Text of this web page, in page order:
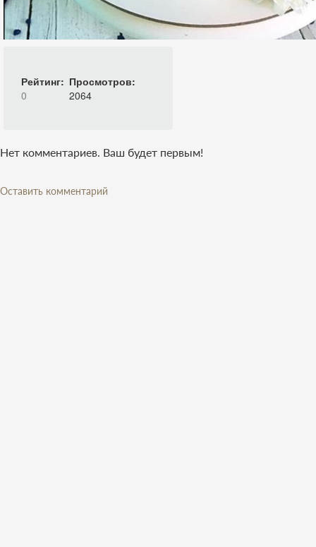
Рейтинг:
0
Просмотров:
2064
Нет комментариев. Ваш будет первым!
Оставить комментарий